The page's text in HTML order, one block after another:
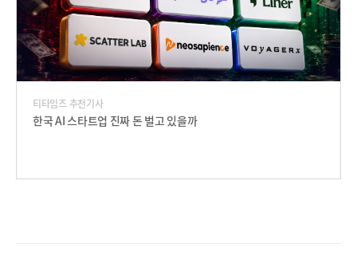
티타임즈 추천기사
한국 AI 스타트업 진짜 돈 벌고 있을까